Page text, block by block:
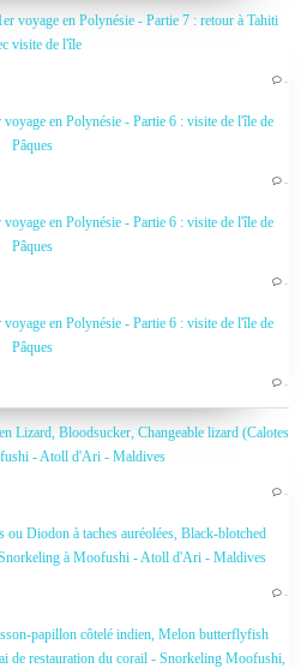
voyage en Polynésie - Partie 7 : retour à Tahiti
visite de l'île
…
en Polynésie - Partie 6 : visite de l'île de
Pâques
…
en Polynésie - Partie 6 : visite de l'île de
Pâques
…
en Polynésie - Partie 6 : visite de l'île de
Pâques
…
Lizard, Bloodsucker, Changeable lizard (Calotes
- Atoll d'Ari - Maldives
…
ou Diodon à taches auréolées, Black-blotched
à Moofushi - Atoll d'Ari - Maldives
…
papillon côtelé indien, Melon butterflyfish
de restauration du corail - Snorkeling Moofushi,